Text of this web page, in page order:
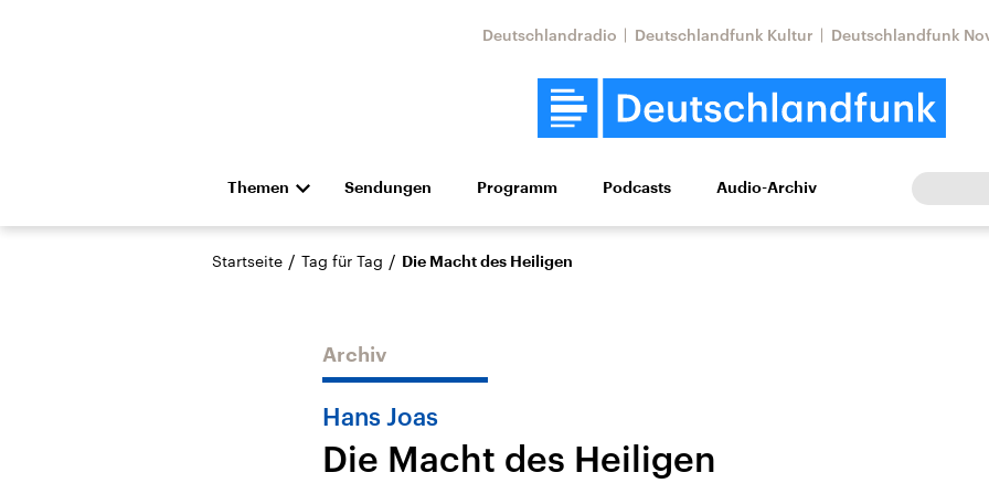
Deutschlandradio Deutschlandfunk Kultur Deutschlandfunk
Themen
Die Nachrichten Politik Wirtschaft Wissen Kultur Europa
Hörspiel und Feature Musik
Nahostkonflikt
Iran
Aktuelle Lage und
Sendungen Programm Podcasts Audio-Archiv
Startseite / Tag für Tag / Die Macht des Heiligen
Archiv
Hans Joas
Die Macht des Heiligen